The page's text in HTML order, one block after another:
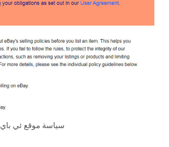
سياسة موقع ئي باي